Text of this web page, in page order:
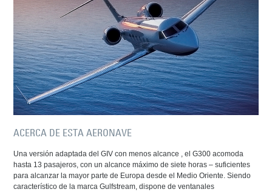
ACERCA DE ESTA AERONAVE
Una versión adaptada del GIV con menos alcance , el G300 acomoda
hasta 13 pasajeros, con un alcance máximo de siete horas – suficientes
para alcanzar la mayor parte de Europa desde el Medio Oriente. Siendo
característico de la marca Gulfstream, dispone de ventanales